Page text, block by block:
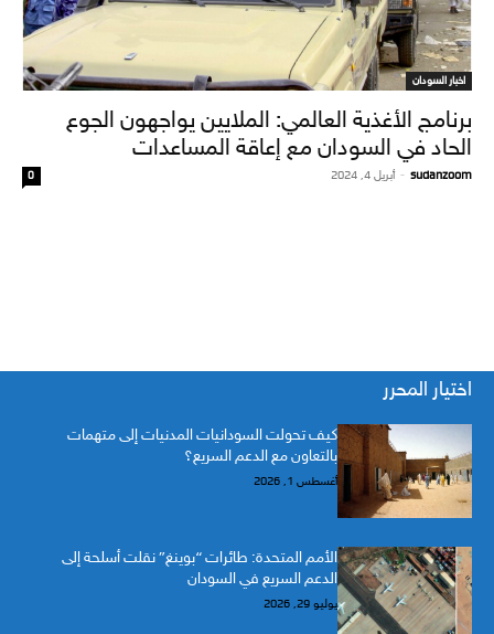
اخبار السودان
برنامج الأغذية العالمي: الملايين يواجهون الجوع
الحاد في السودان مع إعاقة المساعدات
sudanzoom
- أبريل 4, 2024 0
اختيار المحرر
كيف تحولت السودانيات المدنيات إلى متهمات
بالتعاون مع الدعم السريع؟
أغسطس 1, 2026
الأمم المتحدة: طائرات “بوينغ” نقلت أسلحة إلى
الدعم السريع في السودان
يوليو 29, 2026